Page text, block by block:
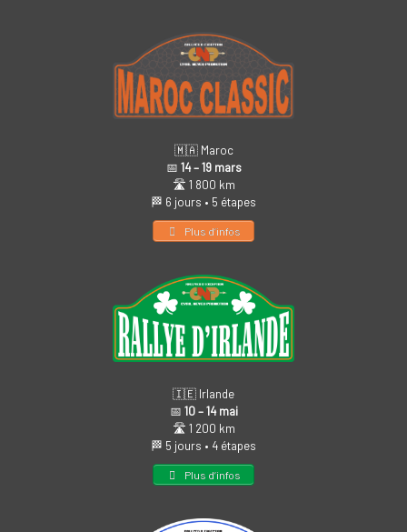
🇲🇦 Maroc
📅 14 – 19 mars
🛣️ 1 800 km
🏁 6 jours • 5 étapes
Plus d’infos
🇮🇪 Irlande
📅 10 – 14 mai
🛣️ 1 200 km
🏁 5 jours • 4 étapes
Plus d’infos